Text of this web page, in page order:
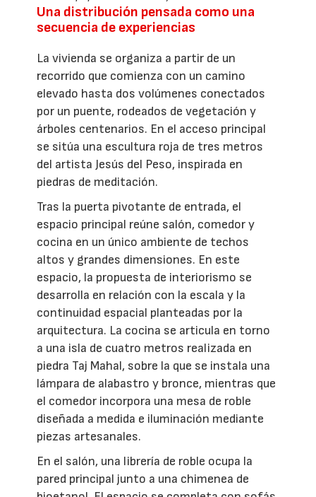
Una distribución pensada como una
secuencia de experiencias
La vivienda se organiza a partir de un
recorrido que comienza con un camino
elevado hasta dos volúmenes conectados
por un puente, rodeados de vegetación y
árboles centenarios. En el acceso principal
se sitúa una escultura roja de tres metros
del artista Jesús del Peso, inspirada en
piedras de meditación.
Tras la puerta pivotante de entrada, el
espacio principal reúne salón, comedor y
cocina en un único ambiente de techos
altos y grandes dimensiones. En este
espacio, la propuesta de interiorismo se
desarrolla en relación con la escala y la
continuidad espacial planteadas por la
arquitectura. La cocina se articula en torno
a una isla de cuatro metros realizada en
piedra Taj Mahal, sobre la que se instala una
lámpara de alabastro y bronce, mientras que
el comedor incorpora una mesa de roble
diseñada a medida e iluminación mediante
piezas artesanales.
En el salón, una librería de roble ocupa la
pared principal junto a una chimenea de